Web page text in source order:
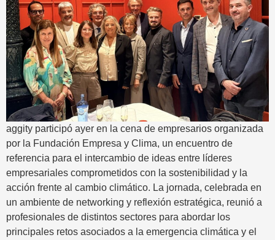
aggity participó ayer en la cena de empresarios organizada
por la Fundación Empresa y Clima, un encuentro de
referencia para el intercambio de ideas entre líderes
empresariales comprometidos con la sostenibilidad y la
acción frente al cambio climático. La jornada, celebrada en
un ambiente de networking y reflexión estratégica, reunió a
profesionales de distintos sectores para abordar los
principales retos asociados a la emergencia climática y el